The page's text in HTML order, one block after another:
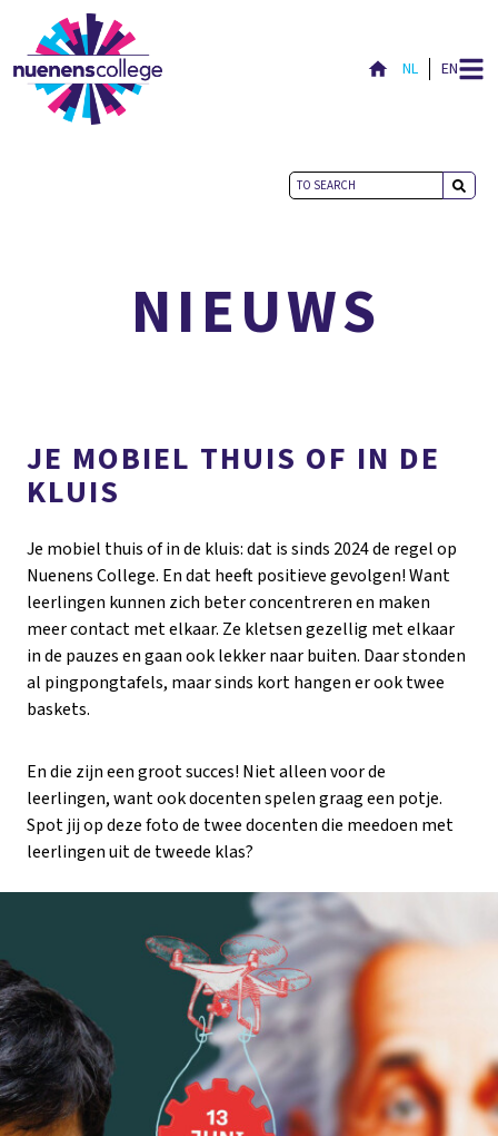
NL EN
ACTUEEL
NIEUWS
JE MOBIEL THUIS OF IN DE
KLUIS
Je mobiel thuis of in de kluis: dat is sinds 2024 de regel op
Nuenens College. En dat heeft positieve gevolgen! Want
leerlingen kunnen zich beter concentreren en maken
meer contact met elkaar. Ze kletsen gezellig met elkaar
in de pauzes en gaan ook lekker naar buiten. Daar stonden
al pingpongtafels, maar sinds kort hangen er ook twee
baskets.
En die zijn een groot succes! Niet alleen voor de
leerlingen, want ook docenten spelen graag een potje.
Spot jij op deze foto de twee docenten die meedoen met
leerlingen uit de tweede klas?